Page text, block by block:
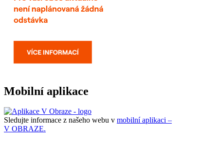
Mobilní aplikace
Sledujte informace z našeho webu v mobilní aplikaci –
V OBRAZE.